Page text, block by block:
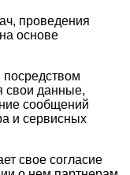
проведения
основе
свои данные,
сообщений
и сервисных
свое согласие